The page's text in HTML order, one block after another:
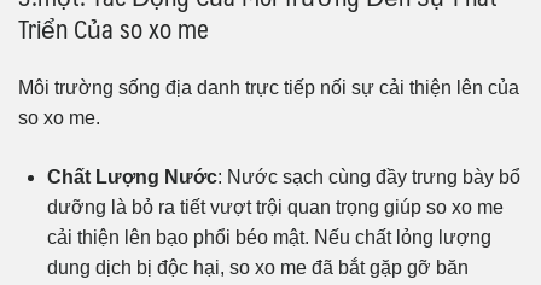
Triển Của so xo me
Môi trường sống địa danh trực tiếp nối sự cải thiện lên của
so xo me.
Chất Lượng Nước: Nước sạch cùng đầy trưng bày bổ
dưỡng là bỏ ra tiết vượt trội quan trọng giúp so xo me
cải thiện lên bạo phổi béo mật. Nếu chất lỏng lượng
dung dịch bị độc hại, so xo me đã bắt gặp gỡ băn